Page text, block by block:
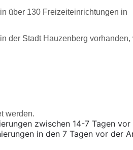
über 130 Freizeiteinrichtungen in
der Stadt Hauzenberg vorhanden,
werden.
zwischen 14-7 Tagen vor
in den 7 Tagen vor der